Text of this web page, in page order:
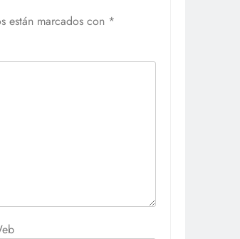
están marcados con *